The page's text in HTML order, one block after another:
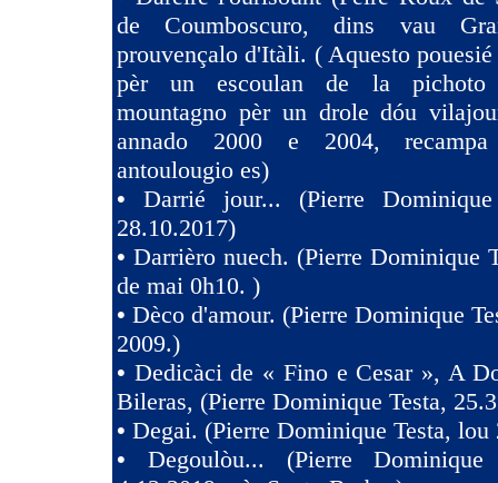
de Coumboscuro, dins vau
prouvençalo d'Itàli. ( Aquesto
pèr un escoulan de la pichoto
mountagno pèr un drole dóu
annado 2000 e 2004,
antoulougio es)
• Darrié jour... (Pierre
28.10.2017)
• Darrièro nuech. (Pierre Dominique
de mai 0h10. )
• Dèco d'amour. (Pierre Dominique
2009.)
• Dedicàci de « Fino e Cesar », A
Bileras, (Pierre Dominique Testa,
• Degai. (Pierre Dominique Testa, lou
• Degoulòu... (Pierre